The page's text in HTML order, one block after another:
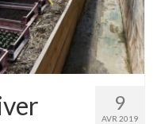
9
AVR 2019